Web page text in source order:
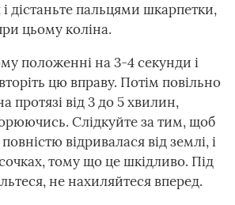
і дістаньте пальцями шкарпетки,
цьому коліна.
положенні на 3-4 секунди і
цю вправу. Потім повільно
протязі від 3 до 5 хвилин,
Слідкуйте за тим, щоб
повністю відривалася від землі, і
тому що це шкідливо. Під
не нахиляйтеся вперед.